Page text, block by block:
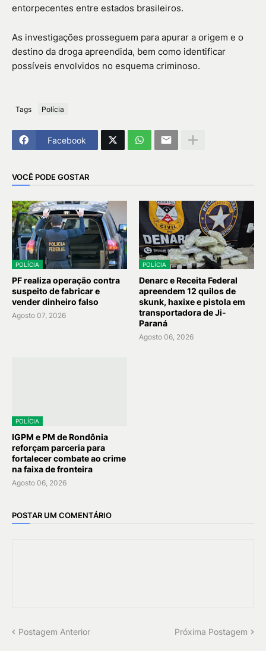
entorpecentes entre estados brasileiros.
As investigações prosseguem para apurar a origem e o
destino da droga apreendida, bem como identificar
possíveis envolvidos no esquema criminoso.
Tags Polícia
Facebook
VOCÊ PODE GOSTAR
POLÍCIA
PF realiza operação contra
suspeito de fabricar e
vender dinheiro falso
Agosto 07, 2026
POLÍCIA
Denarc e Receita Federal
apreendem 12 quilos de
skunk, haxixe e pistola em
transportadora de Ji-
Paraná
Agosto 06, 2026
POLÍCIA
IGPM e PM de Rondônia
reforçam parceria para
fortalecer combate ao crime
na faixa de fronteira
Agosto 06, 2026
POSTAR UM COMENTÁRIO
Postagem Anterior Próxima Postagem